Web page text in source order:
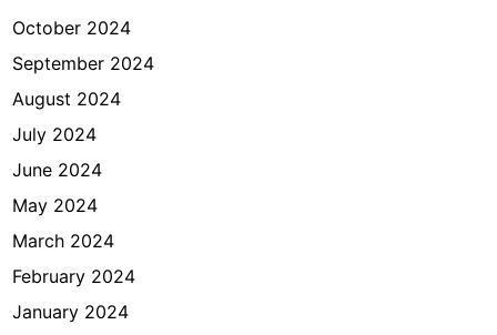
October 2024
September 2024
August 2024
July 2024
June 2024
May 2024
March 2024
February 2024
January 2024